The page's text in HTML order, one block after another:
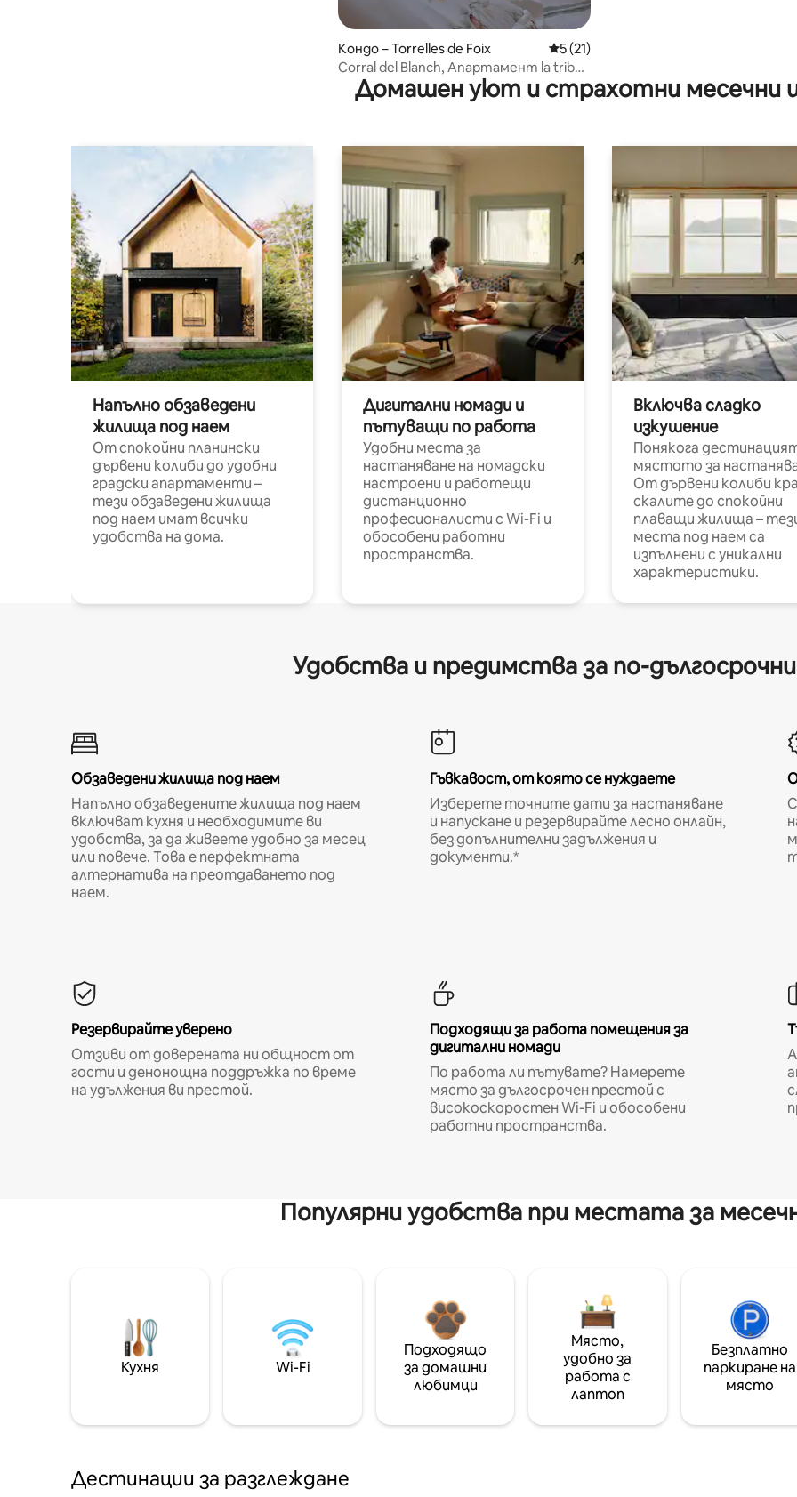
Кондо – Torrelles de Foix Средна оценка: 5 от 5, 21 отзива
5 (21)
Corral del Blanch, Апартамент la tribu
del blanch
Домашен уют и страхотни месечни
Напълно обзаведени
жилища под наем
От спокойни планински
дървени колиби до удобни
градски апартаменти –
тези обзаведени жилища
под наем имат всички
удобства на дома.
Дигитални номади и
пътуващи по работа
Удобни места за
настаняване на номадски
настроени и работещи
дистанционно
професионалисти с Wi-Fi и
обособени работни
пространства.
Включва сладко
изкушение
Понякога
мястото за
От дървени колиби
скалите до спокойни
плаващи жилища –
места под наем са
изпълнени с уникални
характеристики.
Удобства и предимства за по-
Обзаведени жилища под наем
Напълно обзаведените жилища под наем
включват кухня и необходимите ви
удобства, за да живеете удобно за месец
или повече. Това е перфектната
алтернатива на преотдаването под
наем.
Гъвкавост, от която се нуждаете
Изберете точните дати за настаняване
и напускане и резервирайте лесно онлайн,
без допълнителни задължения и
документи.*
Резервирайте уверено
Отзиви от доверената ни общност от
гости и денонощна поддръжка по време
на удължения ви престой.
Подходящи за работа помещения за
дигитални номади
По работа ли пътувате? Намерете
място за дългосрочен престой с
високоскоростен Wi-Fi и обособени
работни пространства.
Популярни удобства при местата за
Кухня Wi-Fi
Подходящо
за домашни
любимци
Място,
удобно за
работа с
лаптоп
Безплатно
паркиране на
място
Дестинации за разглеждане